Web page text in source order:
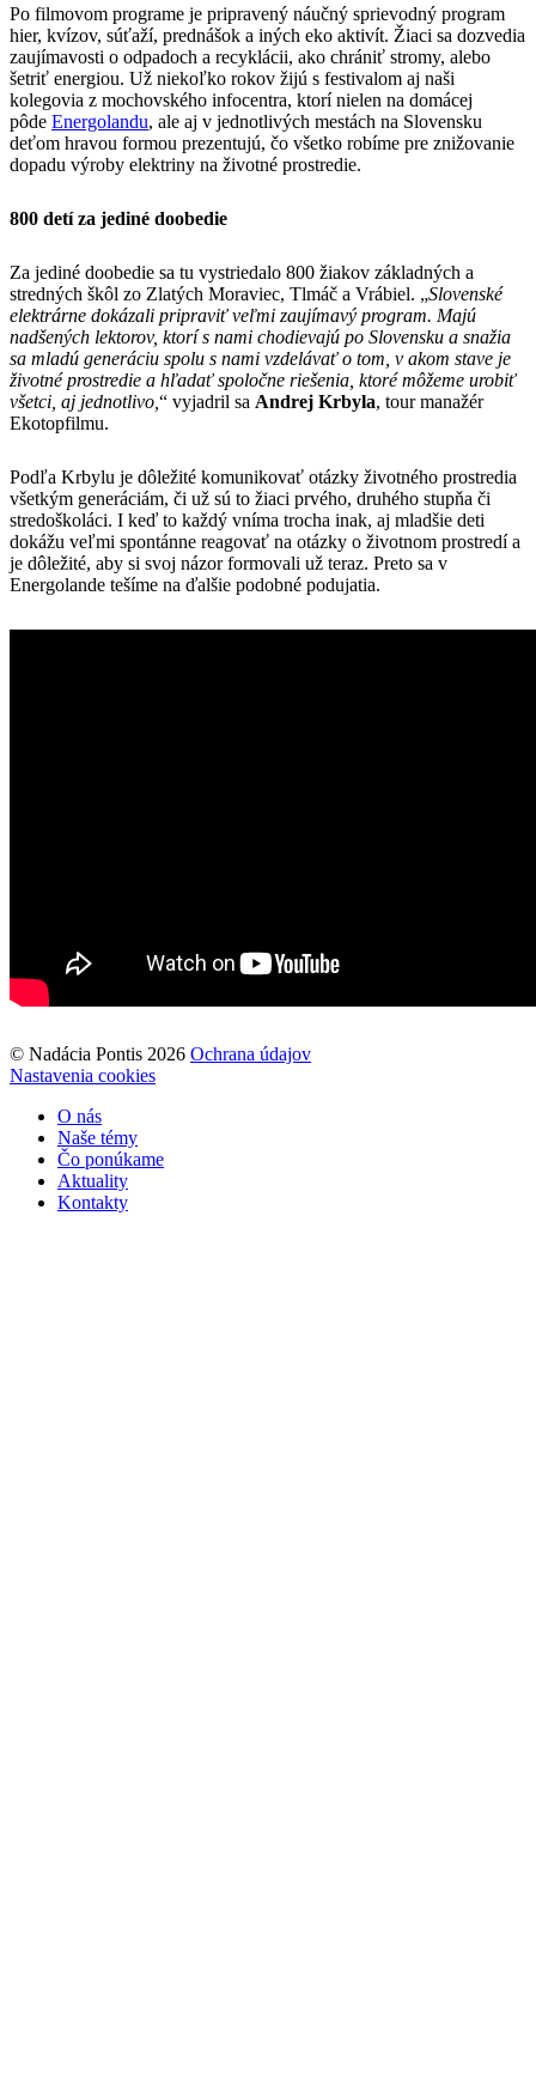
Po filmovom programe je pripravený náučný sprievodný program
hier, kvízov, súťaží, prednášok a iných eko aktivít. Žiaci sa dozvedia
zaujímavosti o odpadoch a recyklácii, ako chrániť stromy, alebo
šetriť energiou. Už niekoľko rokov žijú s festivalom aj naši
kolegovia z mochovského infocentra, ktorí nielen na domácej
pôde Energolandu, ale aj v jednotlivých mestách na Slovensku
deťom hravou formou prezentujú, čo všetko robíme pre znižovanie
dopadu výroby elektriny na životné prostredie.
800 detí za jediné doobedie
Za jediné doobedie sa tu vystriedalo 800 žiakov základných a
stredných škôl zo Zlatých Moraviec, Tlmáč a Vrábiel. „Slovenské
elektrárne dokázali pripraviť veľmi zaujímavý program. Majú
nadšených lektorov, ktorí s nami chodievajú po Slovensku a snažia
sa mladú generáciu spolu s nami vzdelávať o tom, v akom stave je
životné prostredie a hľadať spoločne riešenia, ktoré môžeme urobiť
všetci, aj jednotlivo, “ vyjadril sa Andrej Krbyla, tour manažér
Ekotopfilmu.
Podľa Krbylu je dôležité komunikovať otázky životného prostredia
všetkým generáciám, či už sú to žiaci prvého, druhého stupňa či
stredoškoláci. I keď to každý vníma trocha inak, aj mladšie deti
dokážu veľmi spontánne reagovať na otázky o životnom prostredí a
je dôležité, aby si svoj názor formovali už teraz. Preto sa v
Energolande tešíme na ďalšie podobné podujatia.
© Nadácia Pontis 2026 Ochrana údajov
Nastavenia cookies
O nás
Naše témy
Čo ponúkame
Aktuality
Kontakty